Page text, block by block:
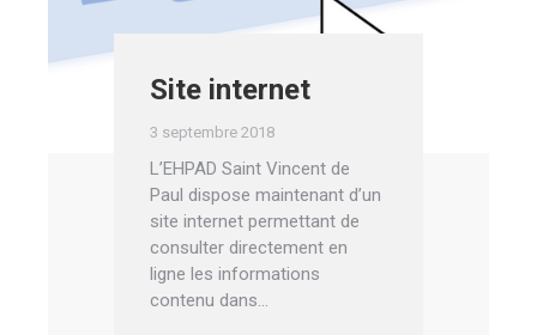
Site internet
3 septembre 2018
L’EHPAD Saint Vincent de
Paul dispose maintenant d’un
site internet permettant de
consulter directement en
ligne les informations
contenu dans…